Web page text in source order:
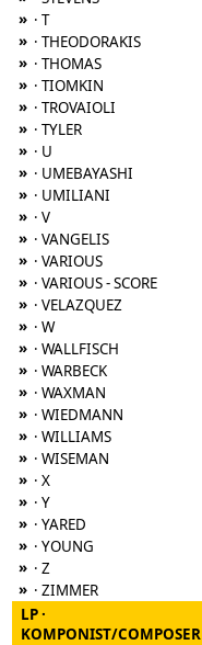
» · T
» · THEODORAKIS
» · THOMAS
» · TIOMKIN
» · TROVAIOLI
» · TYLER
» · U
» · UMEBAYASHI
» · UMILIANI
» · V
» · VANGELIS
» · VARIOUS
» · VARIOUS - SCORE
» · VELAZQUEZ
» · W
» · WALLFISCH
» · WARBECK
» · WAXMAN
» · WIEDMANN
» · WILLIAMS
» · WISEMAN
» · X
» · Y
» · YARED
» · YOUNG
» · Z
» · ZIMMER
LP ·
KOMPONIST/COMPOSER